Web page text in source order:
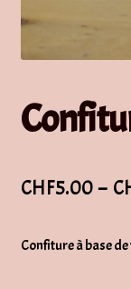
CHF5.00–
Confiture à base